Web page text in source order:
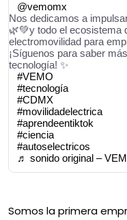
@vemomx
Nos dedicamos a
🌿💚y todo el ecosistema
electromovilidad para
¡Síguenos para saber
tecnología! ✨
#VEMO
#tecnología
#CDMX
#movilidadelectrica
#aprendeentiktok
#ciencia
#autoselectricos
♬ sonido original –
Somos la primera